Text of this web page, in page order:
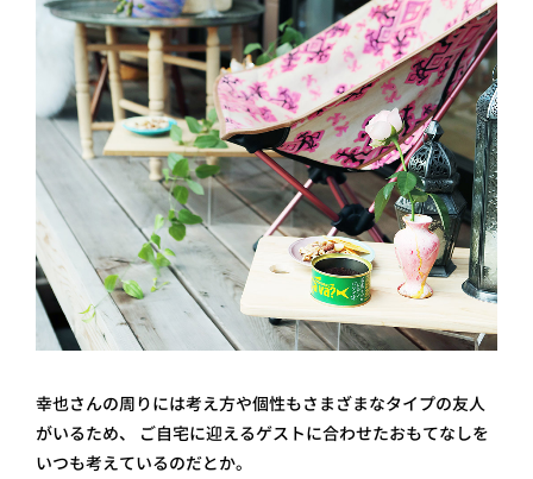
幸也さんの周りには考え方や個性もさまざまなタイプの友人
がいるため、 ご自宅に迎えるゲストに合わせたおもてなしを
いつも考えているのだとか。